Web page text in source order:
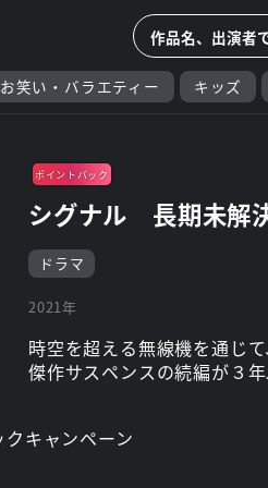
お笑い・バラエティー キッズ
ポイントバック
シグナル 長期未解
ドラマ
2021年
時空を超える無線機を通じ
傑作サスペンスの続編が３